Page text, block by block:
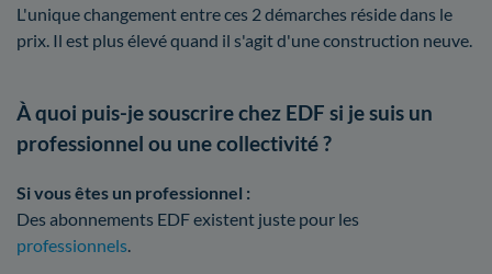
L'unique changement entre ces 2 démarches réside dans le
prix. Il est plus élevé quand il s'agit d'une construction neuve.
À quoi puis-je souscrire chez EDF si je suis un
professionnel ou une collectivité ?
Si vous êtes un professionnel :
Des abonnements EDF existent juste pour les
professionnels.